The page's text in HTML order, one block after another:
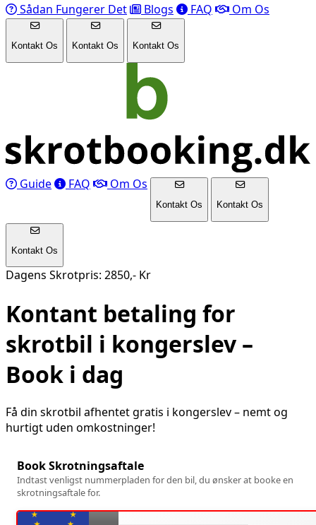
Sådan Fungerer Det Blogs FAQ Om Os
Kontakt Os Kontakt Os Kontakt Os
Guide FAQ Om Os
Kontakt Os Kontakt Os
Kontakt Os
Dagens Skrotpris: 2850,- Kr
Kontant betaling for
skrotbil i kongerslev –
Book i dag
Få din skrotbil afhentet gratis i kongerslev– nemt og
hurtigt uden omkostninger!
Book Skrotningsaftale
Indtast venligst nummerpladen for den bil, du ønsker at booke en
skrotningsaftale for.